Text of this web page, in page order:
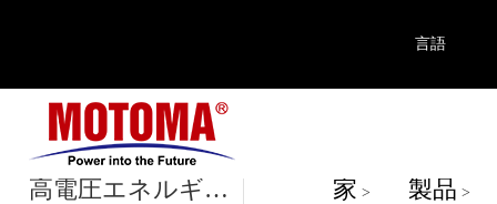
言語
製品
高電圧エネルギーバッテリー 家 > 製品 >